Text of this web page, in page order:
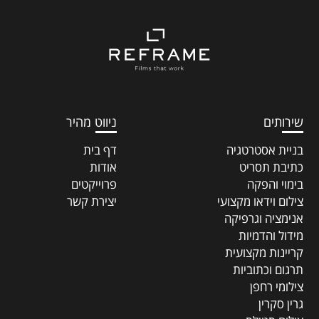
ניווט מהיר
דף בית
אודות
פרוייקטים
יצירת קשר
שירותים
בניית אסטרטגיה
כתיבת תסריט
בימוי והפקה
צילום וידאו מקצועי
אנימציה וגרפיקה
מידול והדמיות
קריינות מקצועית
תרגום וכתוביות
צילומי רחפן
גרין סקרין